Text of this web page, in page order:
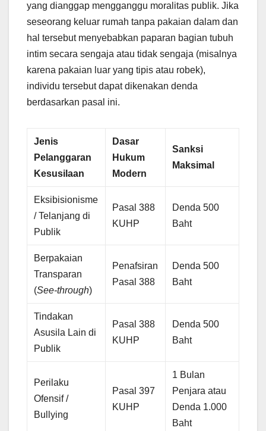
yang dianggap mengganggu moralitas publik. Jika
seseorang keluar rumah tanpa pakaian dalam dan
hal tersebut menyebabkan paparan bagian tubuh
intim secara sengaja atau tidak sengaja (misalnya
karena pakaian luar yang tipis atau robek),
individu tersebut dapat dikenakan denda
berdasarkan pasal ini.
Jenis
Pelanggaran
Kesusilaan
Dasar
Hukum
Modern
Sanksi
Maksimal
Eksibisionisme
/ Telanjang di
Publik
Pasal 388
KUHP
Denda 500
Baht
Berpakaian
Transparan
(See-through)
Penafsiran
Pasal 388
Denda 500
Baht
Tindakan
Asusila Lain di
Publik
Pasal 388
KUHP
Denda 500
Baht
Perilaku
Ofensif /
Bullying
Pasal 397
KUHP
1 Bulan
Penjara atau
Denda 1.000
Baht